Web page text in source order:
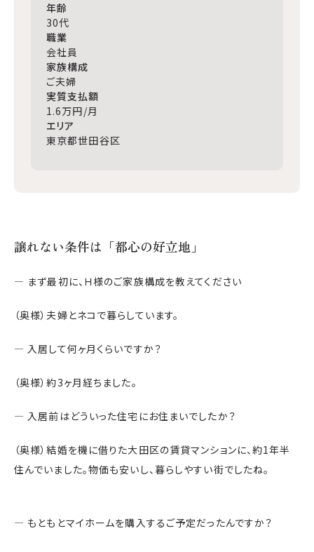
無料会員登録
住まいの未来相談
セミナー申込
求人情報
売買営業求人
事務・営業求人
0120-420-820
営業時間 9:00-17:30 / 定休日 水曜日
年齢
30代
職業
会社員
家族構成
ご夫婦
実質支払額
1.6万円/月
エリア
東京都世田谷区
譲れない条件は「都心の好立地」
― まず最初に、Ｈ様のご家族構成を教えてください
（奥様）夫婦とネコで暮らしています。
― 入居して何ヶ月くらいですか？
（奥様）約3ヶ月経ちました。
― 入居前はどういった住宅にお住まいでしたか？
（奥様）結婚を機に借りた大田区の賃貸マンションに、約1年半
住んでいました。物価も安いし、暮らしやすい街でしたね。
― もともとマイホームを購入するご予定だったんですか？